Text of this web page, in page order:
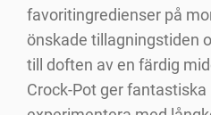
favoritingredienser på
önskade tillagningstiden
till doften av en färdig
Crock-Pot ger